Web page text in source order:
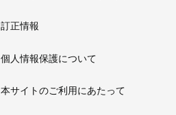
訂正情報
個人情報保護について
本サイトのご利用にあたって